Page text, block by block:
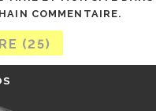
COMMENTAIRE.